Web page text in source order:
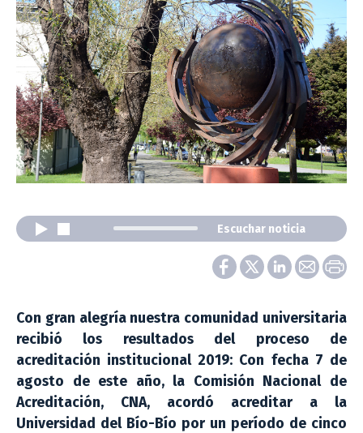
Escuchar noticia
Con gran alegría nuestra comunidad universitaria
recibió los resultados del proceso de
acreditación institucional 2019: Con fecha 7 de
agosto de este año, la Comisión Nacional de
Acreditación, CNA, acordó acreditar a la
Universidad del Bío-Bío por un período de cinco